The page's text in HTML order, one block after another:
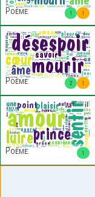
1 1
Poème:
2 1
Poème:
1
Poème: